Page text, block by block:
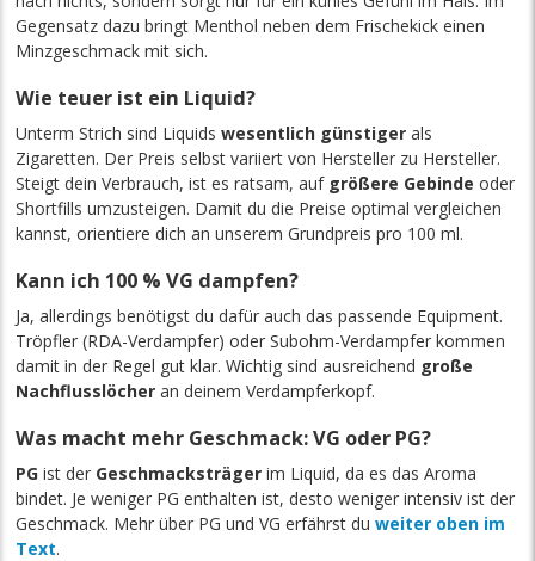
Gegensatz dazu bringt Menthol neben dem Frischekick einen
Minzgeschmack mit sich.
Wie teuer ist ein Liquid?
Unterm Strich sind Liquidswesentlich günstiger als
Zigaretten. Der Preis selbst variiert von Hersteller zu Hersteller.
Steigt dein Verbrauch, ist es ratsam, auf größere Gebinde oder
Shortfills umzusteigen. Damit du die Preise optimal vergleichen
kannst, orientiere dich an unserem Grundpreis pro 100 ml.
Kann ich 100 % VG dampfen?
Ja, allerdings benötigst du dafür auch das passende Equipment.
Tröpfler (RDA-Verdampfer) oder Subohm-Verdampfer kommen
damit in der Regel gut klar. Wichtig sind ausreichend große
Nachflusslöcher an deinem Verdampferkopf.
Was macht mehr Geschmack: VG oder PG?
PG ist der Geschmacksträger im Liquid, da es das Aroma
bindet. Je weniger PG enthalten ist, desto weniger intensiv ist der
Geschmack. Mehr über PG und VG erfährst duweiter oben im
Text.